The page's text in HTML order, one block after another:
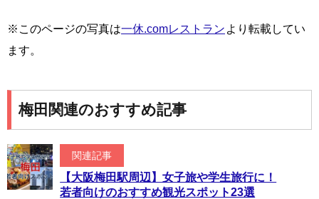
※このページの写真は一休.comレストラン より転載してい
ます。
梅田関連のおすすめ記事
関連記事
【大阪梅田駅周辺】女子旅や学生旅行に！
若者向けのおすすめ観光スポット23選